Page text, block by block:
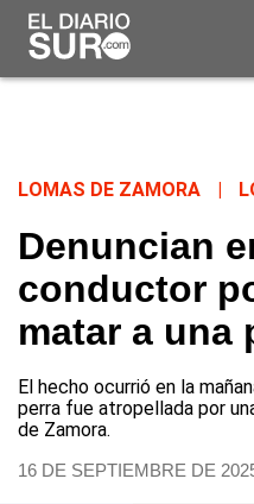
LOMAS DE ZAMORA
Denuncian
conductor
matar a una
El hecho ocurrió en la
perra fue atropellada por
de Zamora.
16 DE SEPTIEMBRE DE